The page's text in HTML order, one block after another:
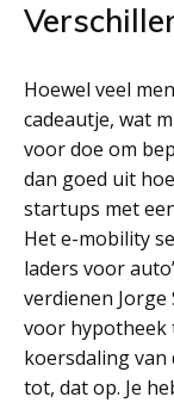
Hoewel veel
cadeautje, wat
voor doe om
dan goed uit
startups met
Het e-mobility
laders voor
verdienen Jorge
voor hypotheek
koersdaling
tot, dat op. Je